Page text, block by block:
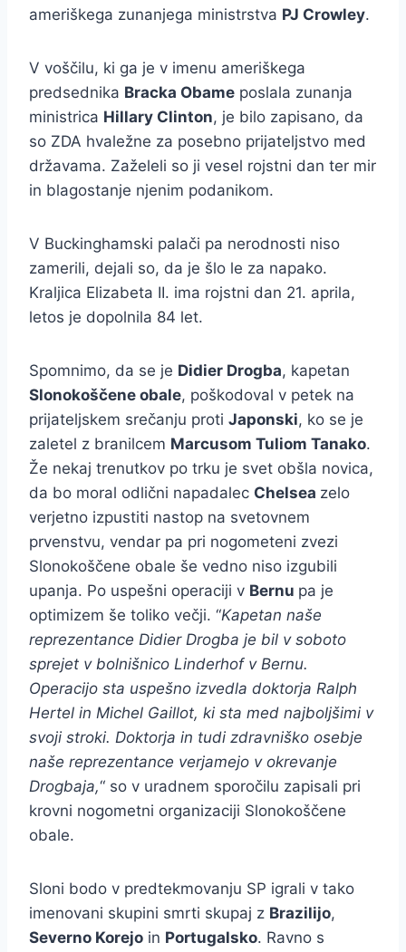
ameriškega zunanjega ministrstva PJ Crowley.
V voščilu, ki ga je v imenu ameriškega
predsednika Bracka Obame poslala zunanja
ministrica Hillary Clinton, je bilo zapisano, da
so ZDA hvaležne za posebno prijateljstvo med
državama. Zaželeli so ji vesel rojstni dan ter mir
in blagostanje njenim podanikom.
V Buckinghamski palači pa nerodnosti niso
zamerili, dejali so, da je šlo le za napako.
Kraljica Elizabeta II. ima rojstni dan 21. aprila,
letos je dopolnila 84 let.
Spomnimo, da se je Didier Drogba, kapetan
Slonokoščene obale, poškodoval v petek na
prijateljskem srečanju proti Japonski, ko se je
zaletel z branilcem Marcusom Tuliom Tanako.
Že nekaj trenutkov po trku je svet obšla novica,
da bo moral odlični napadalec Chelsea zelo
verjetno izpustiti nastop na svetovnem
prvenstvu, vendar pa pri nogometeni zvezi
Slonokoščene obale še vedno niso izgubili
upanja. Po uspešni operaciji v Bernu pa je
optimizem še toliko večji. “Kapetan naše
reprezentance Didier Drogba je bil v soboto
sprejet v bolnišnico Linderhof v Bernu.
Operacijo sta uspešno izvedla doktorja Ralph
Hertel in Michel Gaillot, ki sta med najboljšimi v
svoji stroki. Doktorja in tudi zdravniško osebje
naše reprezentance verjamejo v okrevanje
Drogbaja,“ so v uradnem sporočilu zapisali pri
krovni nogometni organizaciji Slonokoščene
obale.
Sloni bodo v predtekmovanju SP igrali v tako
imenovani skupini smrti skupaj z Brazilijo,
Severno Korejo in Portugalsko. Ravno s